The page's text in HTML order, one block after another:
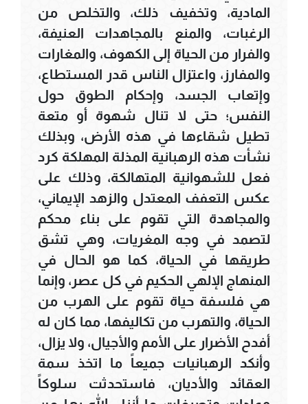
المادية، وتخفيف ذلك، والتخلص من
الرغبات، والمنع بالمجاهدات العنيفة،
والفرار من الحياة إلى الكهوف، والمغارات
والمفارز، واعتزال الناس قدر المستطاع،
وإتعاب الجسد، وإحكام الطوق حول
النفس؛ حتى لا تنال شهوة أو متعة
تطيل شقاءها في هذه الأرض، وبذلك
نشأت هذه الرهبانية المذلة المهلكة كرد
فعل للشهوانية المتهالكة، وذلك على
عكس التعفف المعتدل والزهد الإيماني،
والمجاهدة التي تقوم على بناء محكم
لتصمد في وجه المغريات، وهي تشق
طريقها في الحياة، كما هو الحال في
المنهاج الإلهي الحكيم في كل عصر، وإنما
هي فلسفة حياة تقوم على الهرب من
الحياة، والتهرب من تكاليفها، مما كان له
أفدح الأضرار على الأمم والأجيال، ولا يزال،
وأنكد الرهبانيات جميعاً ما اتخذ سمة
العقائد والأديان، فاستحدثت سلوكاً